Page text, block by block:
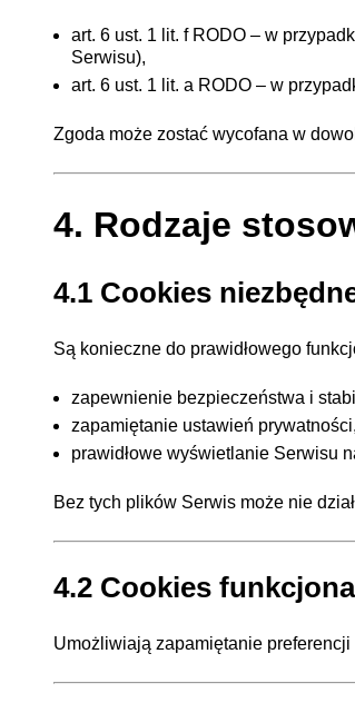
art. 6 ust. 1 lit. f RODO – w
Serwisu),
art. 6 ust. 1 lit. a RODO – w
Zgoda może zostać wycofana w
4. Rodzaje
4.1 Cookies
Są konieczne do prawidłowego
zapewnienie bezpieczeństwa i
zapamiętanie ustawień prywatności,
prawidłowe wyświetlanie Serwisu
Bez tych plików Serwis może nie
4.2 Cookies
Umożliwiają zapamiętanie